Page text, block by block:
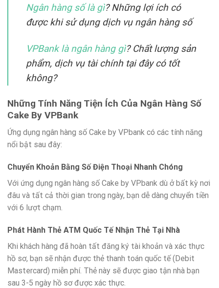
Ngân hàng số là gì? Những lợi ích có
được khi sử dụng dịch vụ ngân hàng số
VPBank là ngân hàng gì? Chất lượng sản
phẩm, dịch vụ tài chính tại đây có tốt
không?
Những Tính Năng Tiện Ích Của Ngân Hàng Số
Cake By VPBank
Ứng dụng ngân hàng số Cake by VPbank có các tính năng
nổi bật sau đây:
Chuyển Khoản Bằng Số Điện Thoại Nhanh Chóng
Với ứng dụng ngân hàng số Cake by VPbank dù ở bất kỳ nơi
đâu và tất cả thời gian trong ngày, bạn dễ dàng chuyển tiền
với 6 lượt chạm.
Phát Hành Thẻ ATM Quốc Tế Nhận Thẻ Tại Nhà
Khi khách hàng đã hoàn tất đăng ký tài khoản và xác thực
hồ sơ, bạn sẽ nhận được thẻ thanh toán quốc tế (Debit
Mastercard) miễn phí. Thẻ này sẽ được giao tận nhà bạn
sau 3-5 ngày hồ sơ được xác thực.